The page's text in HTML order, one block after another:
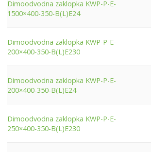
Dimoodvodna zaklopka KWP-P-E-
1500×400-350-B(L)E24
Dimoodvodna zaklopka KWP-P-E-
200×400-350-B(L)E230
Dimoodvodna zaklopka KWP-P-E-
200×400-350-B(L)E24
Dimoodvodna zaklopka KWP-P-E-
250×400-350-B(L)E230